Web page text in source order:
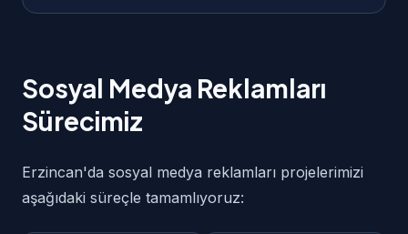
Sosyal Medya Reklamları
Sürecimiz
Erzincan'da sosyal medya reklamları projelerimizi
aşağıdaki süreçle tamamlıyoruz: